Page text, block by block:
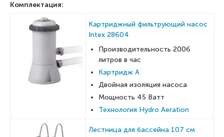
Комплектация:
Картриджный фильтрующий насос
Intex 28604
Производительность 2006
литров в час
Картридж А
Двойная изоляция насоса
Мощность 45 Ватт
Технология Hydro Aeration
Лестница для бассейна 107 см